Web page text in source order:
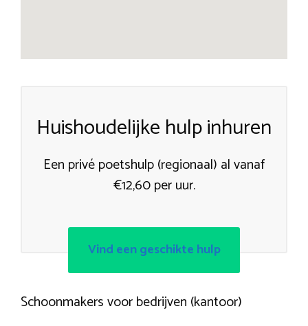
Huishoudelijke hulp inhuren
Een privé poetshulp (regionaal) al vanaf
€12,60 per uur.
Vind een geschikte hulp
Schoonmakers voor bedrijven (kantoor)